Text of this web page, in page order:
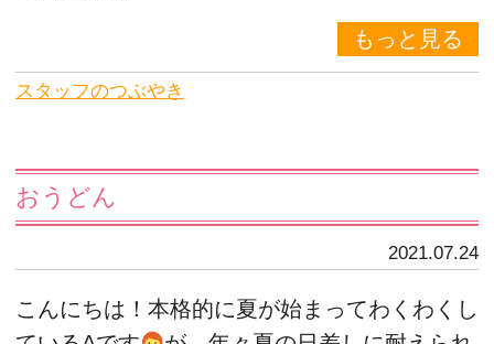
もっと見る
スタッフのつぶやき
おうどん
2021.07.24
こんにちは！本格的に夏が始まってわくわくし